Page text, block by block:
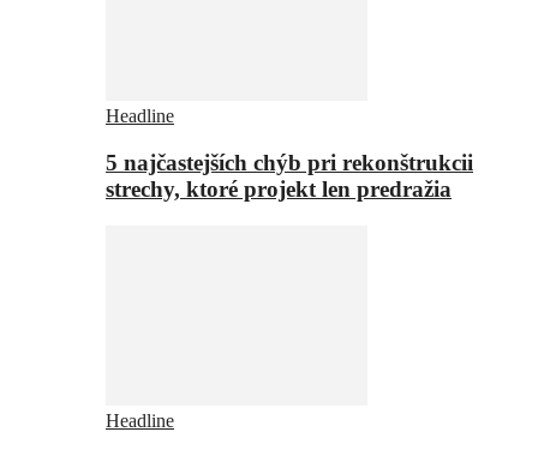
Headline
5 najčastejších chýb pri rekonštrukcii
strechy, ktoré projekt len predražia
Headline